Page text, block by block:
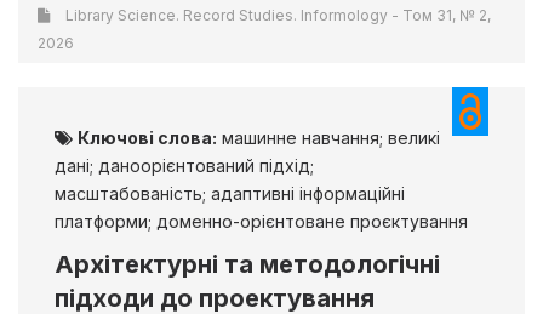
Library Science. Record Studies. Informology - Том 31, № 2,
2026
Ключові слова: машинне навчання; великі
дані; даноорієнтований підхід;
масштабованість; адаптивні інформаційні
платформи; доменно-орієнтоване проєктування
Архітектурні та методологічні
підходи до проектування